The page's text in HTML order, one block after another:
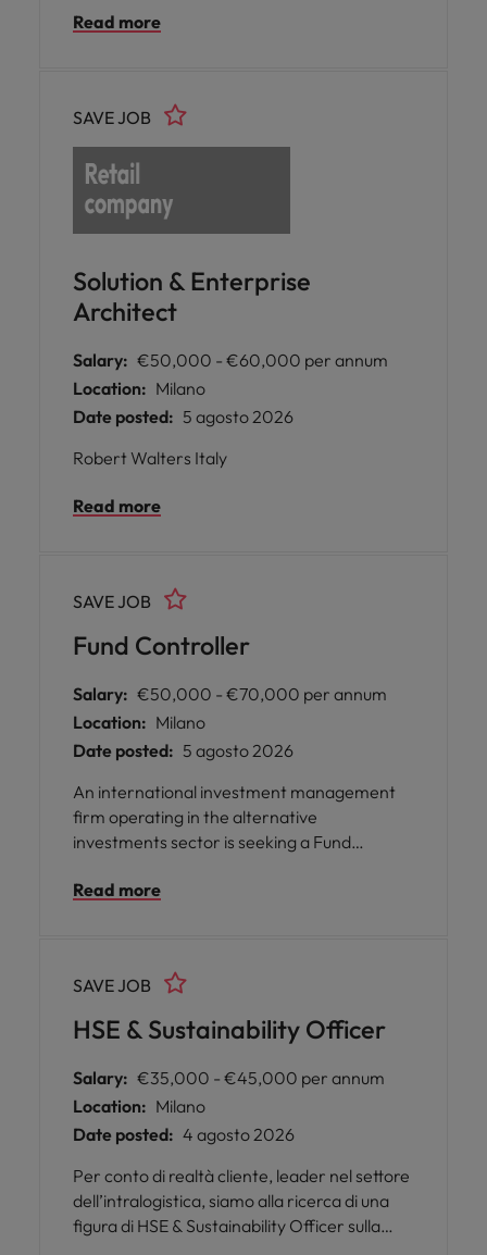
un Ingegnere Elettronico.
Read more
Solution & Enterprise
Architect
SAVE JOB
Salary: €50,000 - €60,000 per annum
Location: Milano
Date posted: 5 agosto 2026
Robert Walters Italy
Read more
Fund Controller
SAVE JOB
Salary: €50,000 - €70,000 per annum
Location: Milano
Date posted: 5 agosto 2026
An international investment management
firm operating in the alternative
investments sector is seeking a Fund
Finance & Operations team.
Read more
HSE & Sustainability Officer
SAVE JOB
Salary: €35,000 - €45,000 per annum
Location: Milano
Date posted: 4 agosto 2026
Per conto di realtà cliente, leader nel settore
dell’intralogistica, siamo alla ricerca di una
figura di HSE & Sustainability Officer sulla